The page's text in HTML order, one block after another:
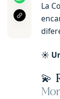
La
☀️
💫